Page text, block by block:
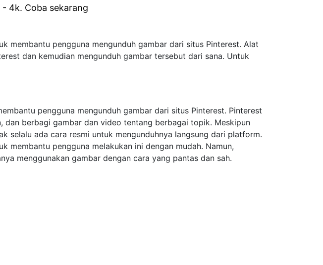
4k. Coba sekarang
membantu pengguna mengunduh gambar dari situs Pinterest. Alat
dan kemudian mengunduh gambar tersebut dari sana. Untuk
pengguna mengunduh gambar dari situs Pinterest. Pinterest
berbagi gambar dan video tentang berbagai topik. Meskipun
selalu ada cara resmi untuk mengunduhnya langsung dari platform.
membantu pengguna melakukan ini dengan mudah. Namun,
menggunakan gambar dengan cara yang pantas dan sah.